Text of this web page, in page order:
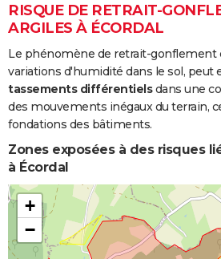
Inondations
et/ou
Coulées de
Boue
19/12/1993 02/01/
Inondations
et/ou
Boue
11/01/1993 22/01/
Inondations
et/ou
Coulées de
Boue
23/07/1988 23/07/
RISQUE DE RETRAIT-
ARGILES À ÉCORDAL
Le phénomène de retrait-gonflement
variations d'humidité dans le sol, peut
tassements différentielsdans une
des mouvements inégaux du terrain,
fondations des bâtiments.
Zones exposées à des risques
à Écordal
+
−